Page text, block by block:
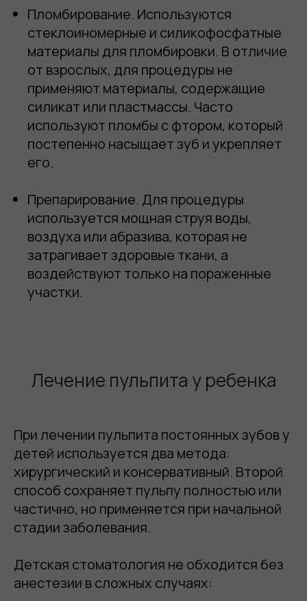
Пломбирование. Используются
стеклоиномерные и силикофосфатные
материалы для пломбировки. В отличие
от взрослых, для процедуры не
применяют материалы, содержащие
силикат или пластмассы. Часто
используют пломбы с фтором, который
постепенно насыщает зуб и укрепляет
его.
Препарирование. Для процедуры
используется мощная струя воды,
воздуха или абразива, которая не
затрагивает здоровые ткани, а
воздействуют только на пораженные
участки.
Лечение пульпита у ребенка
При лечении пульпита постоянных зубов у
детей используется два метода:
хирургический и консервативный. Второй
способ сохраняет пульпу полностью или
частично, но применяется при начальной
стадии заболевания.
Детская стоматология не обходится без
анестезии в сложных случаях: